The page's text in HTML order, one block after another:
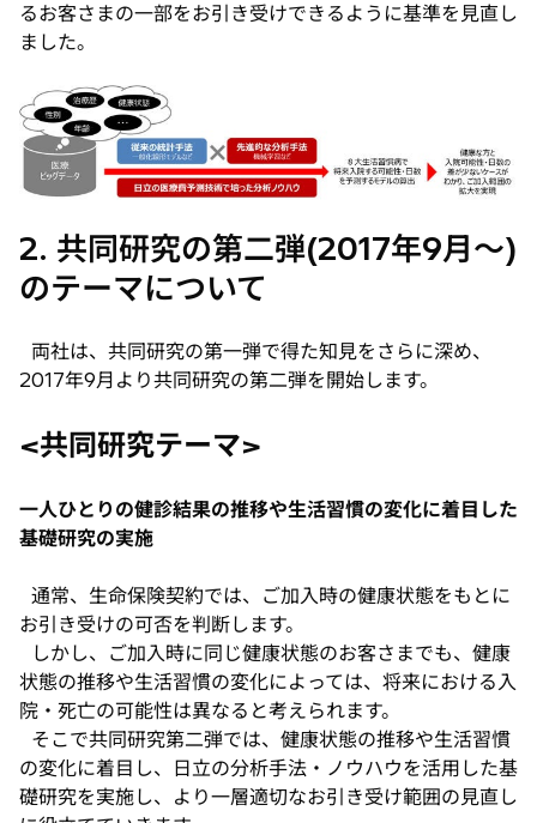
るお客さまの一部をお引き受けできるように基準を見直し
ました。
2. 共同研究の第二弾(2017年9月〜)
のテーマについて
両社は、共同研究の第一弾で得た知見をさらに深め、
2017年9月より共同研究の第二弾を開始します。
<共同研究テーマ>
一人ひとりの健診結果の推移や生活習慣の変化に着目した
基礎研究の実施
通常、生命保険契約では、ご加入時の健康状態をもとに
お引き受けの可否を判断します。
しかし、ご加入時に同じ健康状態のお客さまでも、健康
状態の推移や生活習慣の変化によっては、将来における入
院・死亡の可能性は異なると考えられます。
そこで共同研究第二弾では、健康状態の推移や生活習慣
の変化に着目し、日立の分析手法・ノウハウを活用した基
礎研究を実施し、より一層適切なお引き受け範囲の見直し